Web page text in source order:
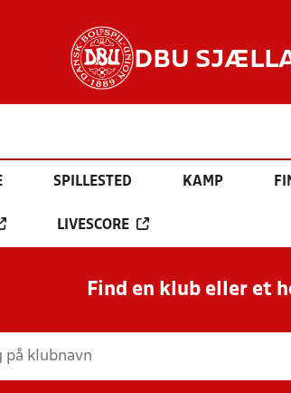
DBU
SPILLESTED KAMP
LIVESCORE
Find en klub eller et